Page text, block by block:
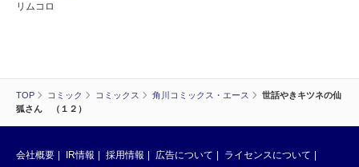
TOP コミック コミックス 角川コミックス・エース
世話やきキツネの仙
狐さん （１２）
リムコロ
会社概要 IR情報 採用情報 広告について
ライセンスについて